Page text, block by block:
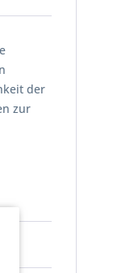
der
zur